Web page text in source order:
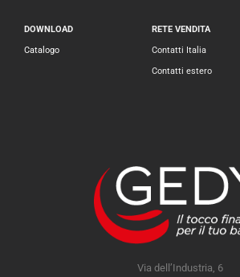
DOWNLOAD
Catalogo
RETE VENDITA
Contatti Italia
Contatti estero
Via dell’Industria, 6